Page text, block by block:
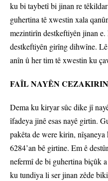
ku bi taybetî bi jinan re
guhertina tê xwestin xala
mezintirîn destkeftiyên jinan
destkeftiyên girîng dihwîne.
anîn û her tim tê xwestin ku
FAÎL NAYÊN CEZAKIRIN
Dema ku kiryar sûc dike jî
îfadeya jinê esas nayê girtin.
pakêta de were kirin,
6284’an bê girtine. Em ê
nefermî de bi guhertina biçûk
ku tundiya li ser jinan zêde